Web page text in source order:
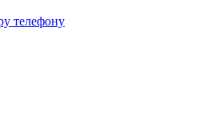
телефону